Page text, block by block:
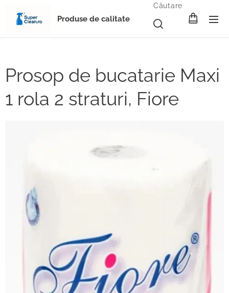
Produse de calitate
Căutare
Prosop de bucatarie Maxi
1 rola 2 straturi, Fiore